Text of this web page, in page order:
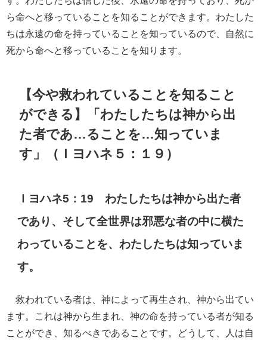
ら命へと移っていることを知ることができます。わたした
ちは永遠の命を持っていることを知っているので、自然に
死から命へと移っていることを知ります。
【今や救われていることを知ること
ができる】「わたしたちは神から出
た者であ…ることを…知っていま
す」（Ｉヨハネ５：１９）
Ｉヨハネ5：19 わたしたちは神から出た者
であり、そして全世界は邪悪な者の中に横た
わっていることを、わたしたちは知っていま
す。
救われている者は、神によって再生され、神から出てい
ます。これは神から生まれ、神の命を持っている者が知る
ことができ、知るべきであることです。どうして、人は自